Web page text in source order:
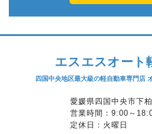
エスエスオート
四国中央地区最大級の軽自動車専門店
愛媛県四国中央市下
営業時間：9:00～
定休日：火曜日